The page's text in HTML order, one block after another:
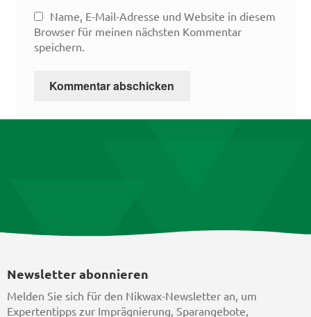
Name, E-Mail-Adresse und Website in diesem
Browser für meinen nächsten Kommentar
speichern.
Newsletter abonnieren
Melden Sie sich für den Nikwax-Newsletter an, um
Expertentipps zur Imprägnierung, Sparangebote,